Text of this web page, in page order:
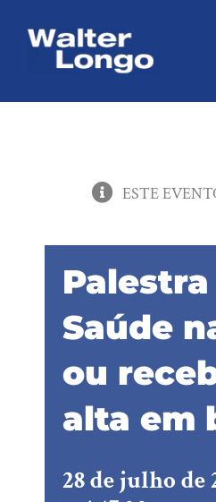
ESTE
Palestra
Saúde
ou
alta em
28 de julho de